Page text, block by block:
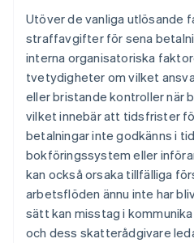
Utöver de vanliga utlösande
straffavgifter för sena
interna organisatoriska
tvetydigheter om vilket
eller bristande kontroller när
vilket innebär att tidsfrister
betalningar inte godkänns i
bokföringssystem eller
kan också orsaka tillfälliga
arbetsflöden ännu inte har
sätt kan misstag i
och dess skatterådgivare